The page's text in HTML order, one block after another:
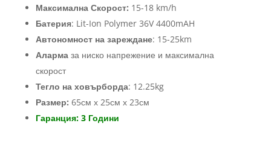
Максимална Скорост: 15-18 km/h
Батерия: Lit-Ion Polymer 36V 4400mAH
Автономност на зареждане: 15-25km
Алармаза ниско напрежение и максимална
скорост
Тегло на ховърборда: 12.25kg
Размер: 65см х 25см х 23см
Гаранция: 3 Години